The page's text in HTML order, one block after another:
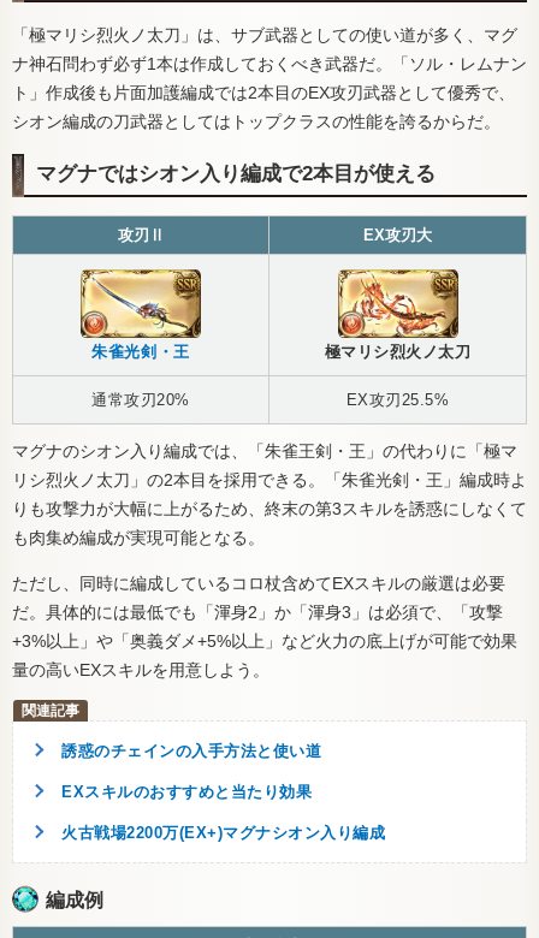
「極マリシ烈火ノ太刀」は、サブ武器としての使い道が多く、マグ
ナ神石問わず必ず1本は作成しておくべき武器だ。「ソル・レムナン
ト」作成後も片面加護編成では2本目のEX攻刃武器として優秀で、
シオン編成の刀武器としてはトップクラスの性能を誇るからだ。
マグナではシオン入り編成で2本目が使える
攻刃Ⅱ EX攻刃大
朱雀光剣・王 極マリシ烈火ノ太刀
通常攻刃20% EX攻刃25.5%
マグナのシオン入り編成では、「朱雀王剣・王」の代わりに「極マ
リシ烈火ノ太刀」の2本目を採用できる。「朱雀光剣・王」編成時よ
りも攻撃力が大幅に上がるため、終末の第3スキルを誘惑にしなくて
も肉集め編成が実現可能となる。
ただし、同時に編成しているコロ杖含めてEXスキルの厳選は必要
だ。具体的には最低でも「渾身2」か「渾身3」は必須で、「攻撃
+3%以上」や「奥義ダメ+5%以上」など火力の底上げが可能で効果
量の高いEXスキルを用意しよう。
誘惑のチェインの入手方法と使い道
EXスキルのおすすめと当たり効果
火古戦場2200万(EX+)マグナシオン入り編成
編成例